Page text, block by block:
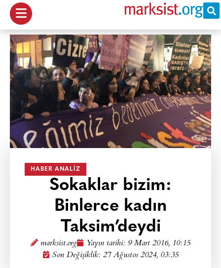
HABER ANALIZ
Sokaklar bizim:
Binlerce kadın
Taksim’deydi
marksist.org Yayın tarihi: 9 Mart 2016, 10:15
Son Değişiklik: 27 Ağustos 2024, 03:35